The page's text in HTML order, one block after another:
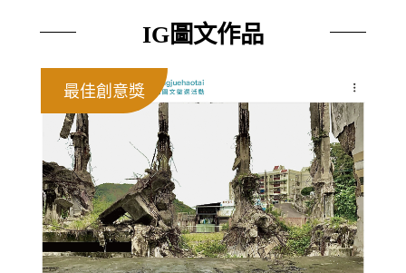
IG圖文作品
最佳創意獎